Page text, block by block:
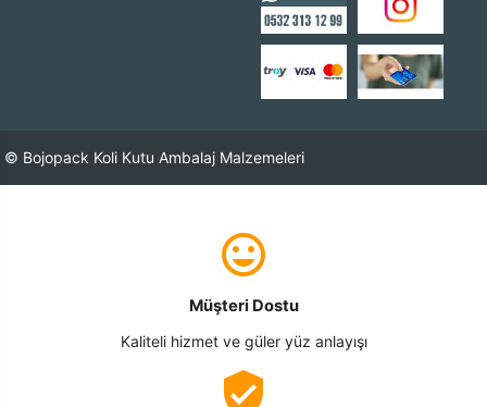
© Bojopack Koli Kutu Ambalaj Malzemeleri
Müşteri Dostu
Kaliteli hizmet ve güler yüz anlayışı